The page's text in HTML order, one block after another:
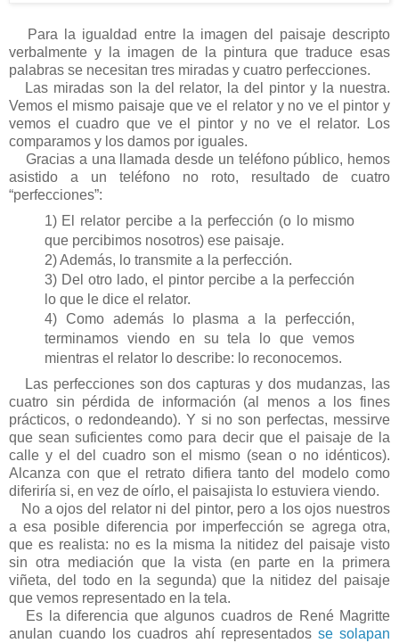
Para la igualdad entre la imagen del paisaje descripto
verbalmente y la imagen de la pintura que traduce esas
palabras se necesitan tres miradas y cuatro perfecciones.
Las miradas son la del relator, la del pintor y la nuestra.
Vemos el mismo paisaje que ve el relator y no ve el pintor y
vemos el cuadro que ve el pintor y no ve el relator. Los
comparamos y los damos por iguales.
Gracias a una llamada desde un teléfono público, hemos
asistido a un teléfono no roto, resultado de cuatro
“perfecciones”:
1) El relator percibe a la perfección (o lo mismo
que percibimos nosotros) ese paisaje.
2) Además, lo transmite a la perfección.
3) Del otro lado, el pintor percibe a la perfección
lo que le dice el relator.
4) Como además lo plasma a la perfección,
terminamos viendo en su tela lo que vemos
mientras el relator lo describe: lo reconocemos.
Las perfecciones son dos capturas y dos mudanzas, las
cuatro sin pérdida de información (al menos a los fines
prácticos, o redondeando). Y si no son perfectas, messirve
que sean suficientes como para decir que el paisaje de la
calle y el del cuadro son el mismo (sean o no idénticos).
Alcanza con que el retrato difiera tanto del modelo como
diferiría si, en vez de oírlo, el paisajista lo estuviera viendo.
No a ojos del relator ni del pintor, pero a los ojos nuestros
a esa posible diferencia por imperfección se agrega otra,
que es realista: no es la misma la nitidez del paisaje visto
sin otra mediación que la vista (en parte en la primera
viñeta, del todo en la segunda) que la nitidez del paisaje
que vemos representado en la tela.
Es la diferencia que algunos cuadros de René Magritte
anulan cuando los cuadros ahí representados se solapan